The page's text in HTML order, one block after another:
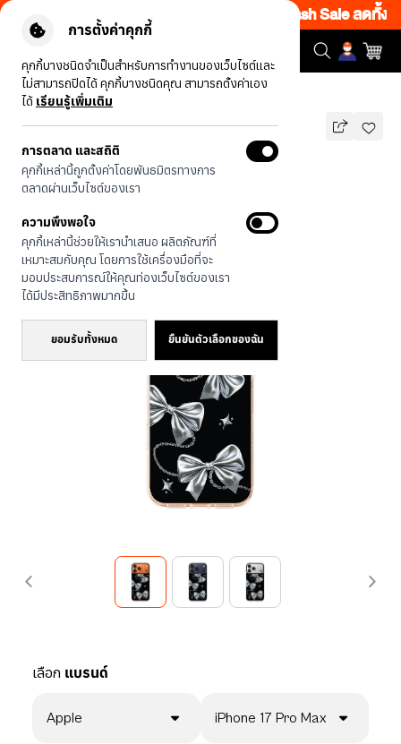
การตั้งค่าคุกกี้
คุกกี้บางชนิดจำเป็นสำหรับการทำงานของเว็บไซต์และ
ไม่สามารถปิดได้ คุกกี้บางชนิดคุณ สามารถตั้งค่าเอง
ได้ เรียนรู้เพิ่มเติม
การตลาด และสถิติ
คุกกี้เหล่านี้ถูกตั้งค่าโดยพันธมิตรทางการ
ตลาดผ่านเว็บไซต์ของเรา
ความพึงพอใจ
คุกกี้เหล่านี้ช่วยให้เรานำเสนอ ผลิตภัณฑ์ที่
เหมาะสมกับคุณ โดยการใช้เครื่องมือที่จะ
มอบประสบการณ์ให้คุณท่องเว็บไซต์ของเรา
ได้มีประสิทธิภาพมากขึ้น
ยอมรับทั้งหมด ยืนยันตัวเลือกของฉัน
โค้ด: CCWK2 ข้อกำหนดและเงื่อนไข Flash Sale ลดทั้งเ
รุ่นทั้งหมด โบว์ริบบิ้นเมทัลลิก
รองรับ MAGSAFE
โบว์ริบบิ้นเมทัลลิก
1,490 บาท
🔥 ลด 200.- ขั้นต่ำ 1,000.- โค้ด:
EOSS200
เลือก แบรนด์
Apple iPhone 17 Pro Max